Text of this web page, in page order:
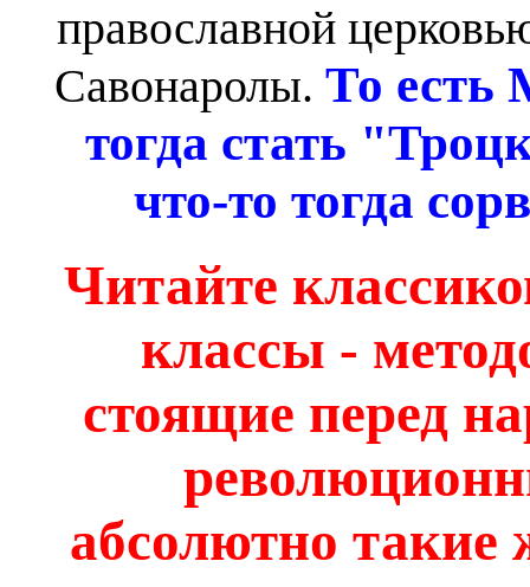
православной
Савонаролы. То есть
тогда стать
что-то тогда
Читайте
классы -
стоящие перед
абсолютно такие